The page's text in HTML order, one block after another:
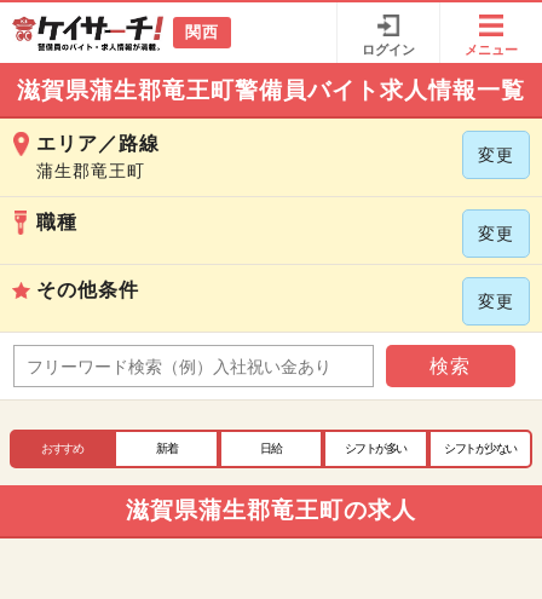
関西
ログイン メニュー
滋賀県蒲生郡竜王町警備員バイト求人情報一覧
エリア／路線
蒲生郡竜王町
変更
職種
変更
その他条件
変更
検索
おすすめ 新着 日給 シフトが多い シフトが少ない
滋賀県蒲生郡竜王町の求人